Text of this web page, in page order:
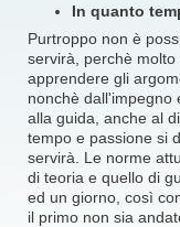
In quanto
Purtroppo non è
servirà, perchè
apprendere gli
nonchè dall'impegno
alla guida, anche al
tempo e passione si
servirà. Le norme
di teoria e quello di
ed un giorno, così
il primo non sia